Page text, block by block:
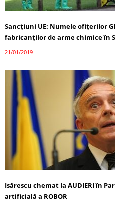
Sancțiuni UE: Numele ofițerilor
fabricanților de arme chimice în
21/01/2019
Isărescu chemat la AUDIERI în
artificială a ROBOR